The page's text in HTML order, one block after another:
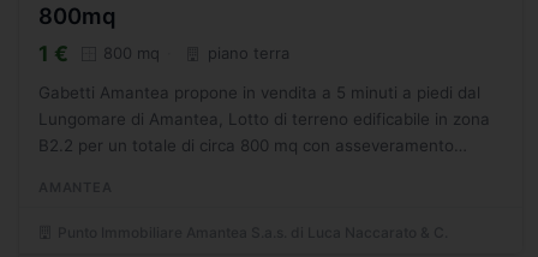
800mq
1 € 800 mq piano terra
Gabetti Amantea propone in vendita a 5 minuti a piedi dal
Lungomare di Amantea, Lotto di terreno edificabile in zona
B2.2 per un totale di circa 800 mq con asseveramento